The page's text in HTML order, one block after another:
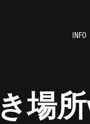
INFO
場所